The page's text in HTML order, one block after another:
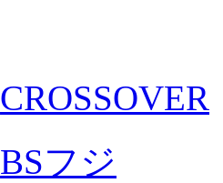
CROSSOVER
BSフジ